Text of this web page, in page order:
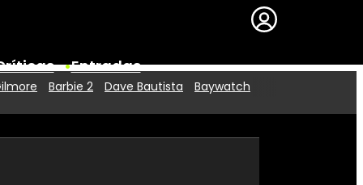
Entradas
Premios
Barbie 2 Dave Bautista Baywatch